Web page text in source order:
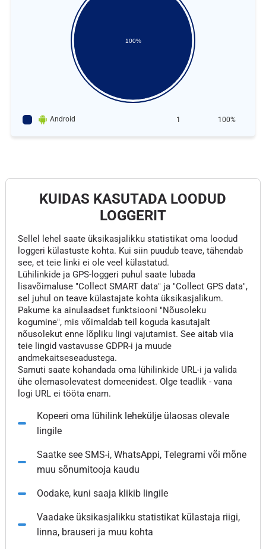
100%
Android 1 100%
KUIDAS KASUTADA LOODUD
LOGGERIT
Sellel lehel saate üksikasjalikku statistikat oma loodud
loggeri külastuste kohta. Kui siin puudub teave, tähendab
see, et teie linki ei ole veel külastatud.
Lühilinkide ja GPS-loggeri puhul saate lubada
lisavõimaluse "Collect SMART data" ja "Collect GPS data",
sel juhul on teave külastajate kohta üksikasjalikum.
Pakume ka ainulaadset funktsiooni "Nõusoleku
kogumine", mis võimaldab teil koguda kasutajalt
nõusolekut enne lõpliku lingi vajutamist. See aitab viia
teie lingid vastavusse GDPR-i ja muude
andmekaitseseadustega.
Samuti saate kohandada oma lühilinkide URL-i ja valida
ühe olemasolevatest domeenidest. Olge teadlik - vana
logi URL ei tööta enam.
Kopeeri oma lühilink lehekülje ülaosas olevale
lingile
Saatke see SMS-i, WhatsAppi, Telegrami või mõne
muu sõnumitooja kaudu
Oodake, kuni saaja klikib lingile
Vaadake üksikasjalikku statistikat külastaja riigi,
linna, brauseri ja muu kohta